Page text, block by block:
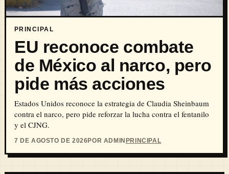
PRINCIPAL
EU reconoce combate
de México al narco, pero
pide más acciones
Estados Unidos reconoce la estrategia de Claudia Sheinbaum
contra el narco, pero pide reforzar la lucha contra el fentanilo
y el CJNG.
7 DE AGOSTO DE 2026POR ADMINPRINCIPAL